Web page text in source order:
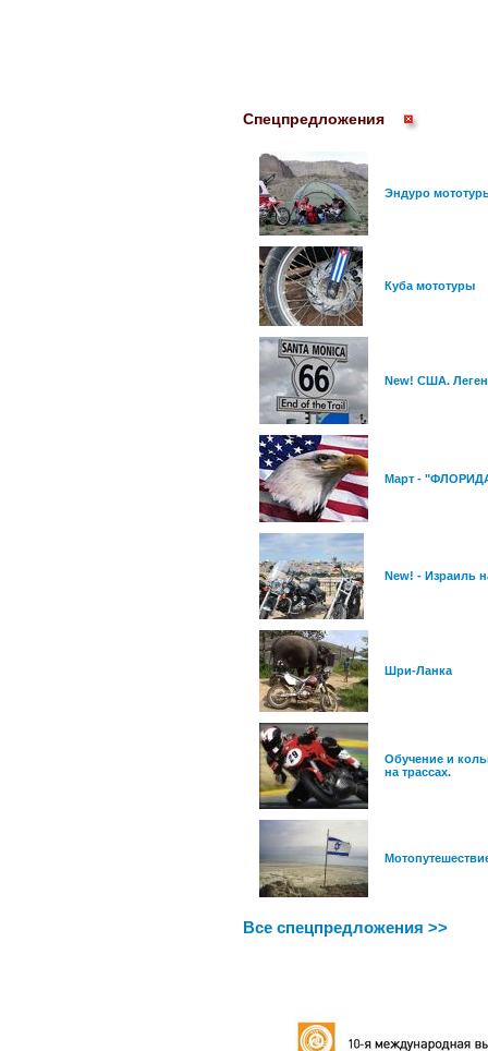
Спецпредложения
Эндуро
Куба мототуры
New! США.
Март - "ФЛОРИДА
New! - Израиль
Шри-Ланка
Обучение и
на трассах.
Все спецпредложения >>